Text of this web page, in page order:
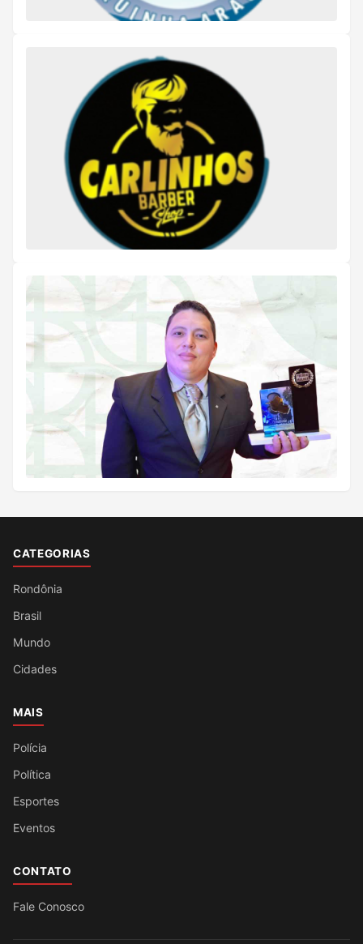
CATEGORIAS
Rondônia
Brasil
Mundo
Cidades
MAIS
Polícia
Política
Esportes
Eventos
CONTATO
Fale Conosco